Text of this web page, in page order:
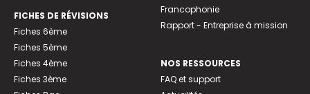
FICHES DE RÉVISIONS
Fiches 6ème
Fiches 5ème
Fiches 4ème
Fiches 3ème
Francophonie
Rapport - Entreprise à mission
NOS RESSOURCES
FAQ et support